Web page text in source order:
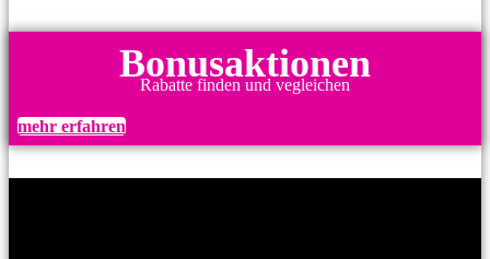
Bonusaktionen
Rabatte finden und vegleichen
mehr erfahren